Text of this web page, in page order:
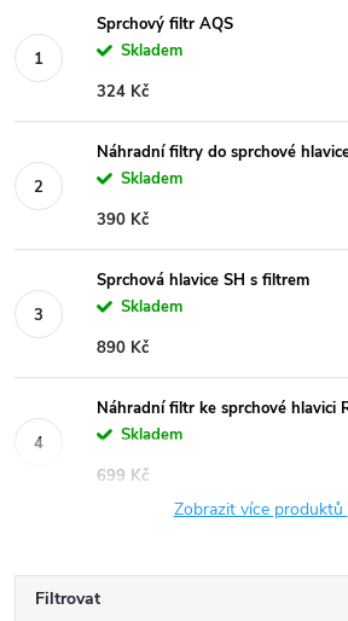
Sprchový filtr AQS
Skladem
324 Kč
Náhradní filtry do sprchové
Skladem
390 Kč
Sprchová hlavice SH s filtrem
Skladem
890 Kč
Náhradní filtr ke sprchové hlavici
Skladem
699 Kč
Zobrazit více produktů
Filtrovat